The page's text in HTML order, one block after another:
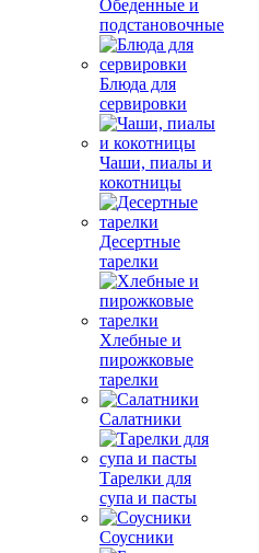
Обеденные и
подстановочные
Блюда для
сервировки
Чаши, пиалы и
кокотницы
Десертные
тарелки
Хлебные и
пирожковые
тарелки
Салатники
Тарелки для
супа и пасты
Соусники